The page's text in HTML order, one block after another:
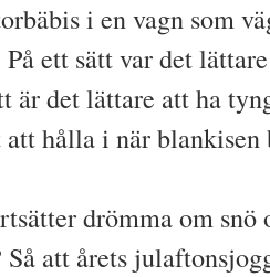
i en vagn som
ett sätt var det
är det lättare att ha
att hålla i när blankisen
drömma om
Så att årets